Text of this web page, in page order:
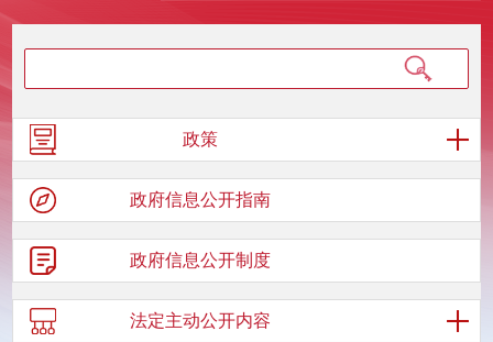
政策
政府信息公开指南
政府信息公开制度
法定主动公开内容